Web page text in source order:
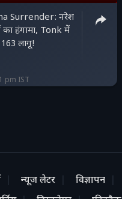
Surrender: नरेश
का हंगामा, Tonk में
163 लागू!
pm IST
न्यूज लेटर विज्ञापन